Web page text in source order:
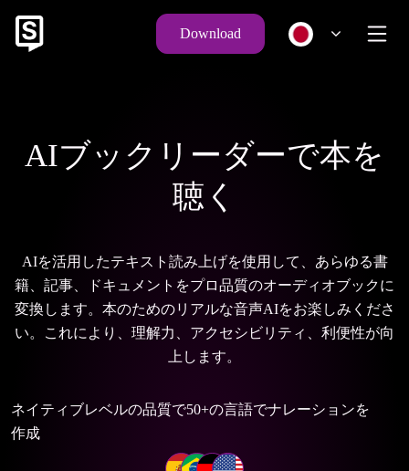
Download
AIブックリーダーで本を
聴く
AIを活用したテキスト読み上げを使用して、あらゆる書
籍、記事、ドキュメントをプロ品質のオーディオブックに
変換します。本のためのリアルな音声AIをお楽しみくださ
い。これにより、理解力、アクセシビリティ、利便性が向
上します。
ネイティブレベルの品質で50+の言語でナレーションを
作成